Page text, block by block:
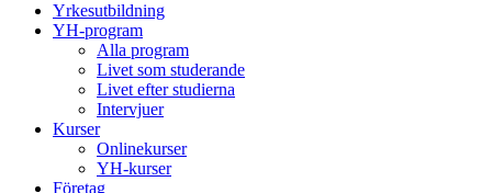
Yrkesutbildning
YH-program
Alla program
Livet som studerande
Livet efter studierna
Intervjuer
Kurser
Onlinekurser
YH-kurser
Företag